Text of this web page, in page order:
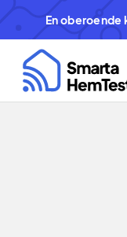
En oberoende